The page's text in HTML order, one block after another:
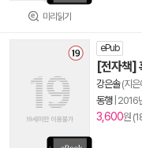
미리읽기
ePub
[전자책]
강은솔(지은
동행| 2016
3,600원